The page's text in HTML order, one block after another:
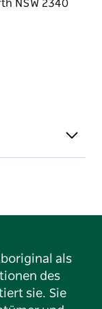
als
des
sie. Sie